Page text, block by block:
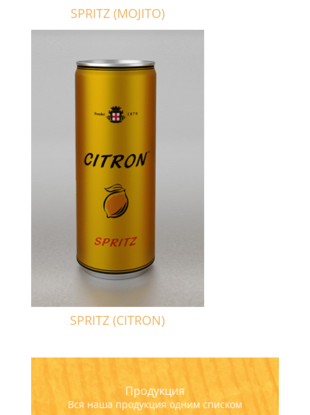
SPRITZ (MOJITO)
SPRITZ (CITRON)
Продукция
Вся наша продукция одним списком